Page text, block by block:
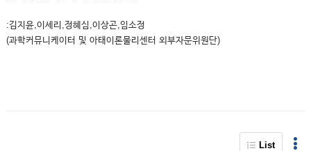
:김지윤,이세리,정혜심,이상곤,임소정
(과학커뮤니케이터 및 아태이론물리센터 외부자문위원단)
List